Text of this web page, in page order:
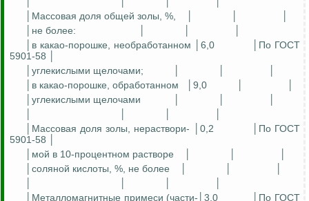
│Массовая доля общей золы, %,
│не более:
│в какао-порошке, необработанном │6,0
│По ГОСТ
5901-58 │
│углекислыми щелочами;
│в какао-порошке, обработанном
│9,0
│углекислыми щелочами
│Массовая доля золы, нераствори- │0,2 │По ГОСТ
5901-58 │
мой в 10-процентном растворе
│соляной кислоты, %, не более
│Металломагнитные примеси (части-│3,0
│По ГОСТ